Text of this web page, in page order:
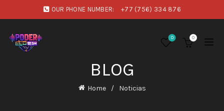
OUR PHONE NUMBER: +77 (756) 334 876
0 0
BLOG
Home Noticias